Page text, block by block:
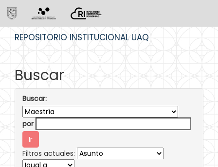
REPOSITORIO INSTITUCIONAL UAQ
Buscar
Buscar:
por
Filtros actuales: